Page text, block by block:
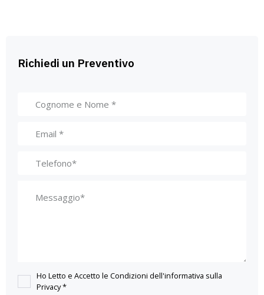
Richiedi un Preventivo
Ho Letto e Accetto le Condizioni dell'informativa sulla
Privacy *